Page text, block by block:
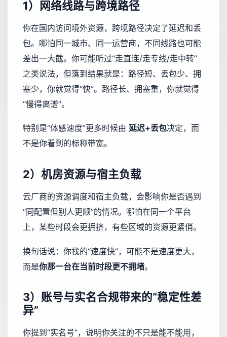
1）网络线路与跨境路径
你在国内访问境外资源，跨境路径决定了延迟和丢
包。哪怕同一城市、同一运营商，不同线路也可能
差出一大截。你可能听过“走直连/走专线/走中转”
之类说法，但落到结果就是：路径短、丢包少、拥
塞少，你就觉得“快”。路径长、拥塞重，你就觉得
“慢得离谱”。
特别是“体感速度”更多时候由 延迟+丢包决定，而
不是你看到的标称带宽。
2）机房资源与宿主负载
云厂商的资源调度和宿主负载，会影响你是否遇到
“同配置但别人更顺”的情况。哪怕在同一个平台
上，某些时段会更拥挤，有些区域的资源更紧俏。
换句话说：你找的“速度快”，可能不是速度更大，
而是你那一台在当前时段更不拥堵。
3）账号与实名合规带来的“稳定性差
异”
你提到“实名号”，说明你关注的不只是能不能用，